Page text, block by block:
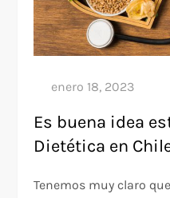
Es buena idea
Dietética en
Tenemos muy claro